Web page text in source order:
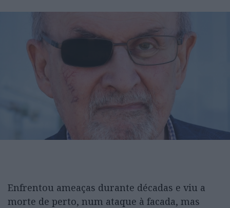
Enfrentou ameaças durante décadas e viu a
morte de perto, num ataque à facada, mas